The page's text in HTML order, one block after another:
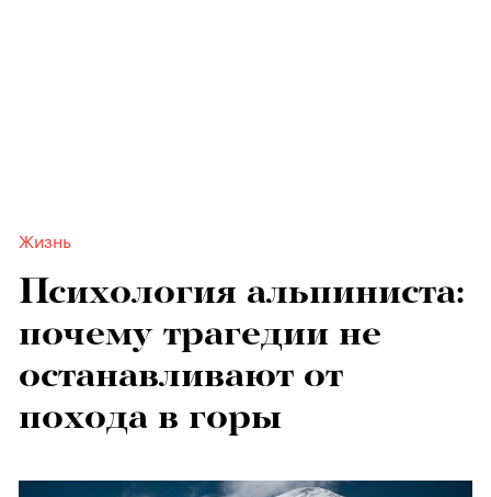
Жизнь
Психология альпиниста:
почему трагедии не
останавливают от
похода в горы